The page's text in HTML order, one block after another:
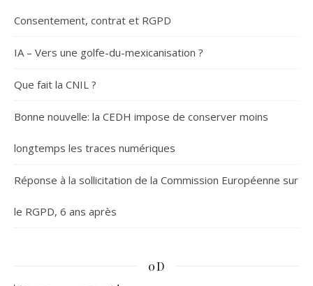
Consentement, contrat et RGPD
IA – Vers une golfe-du-mexicanisation ?
Que fait la CNIL ?
Bonne nouvelle: la CEDH impose de conserver moins
longtemps les traces numériques
Réponse à la sollicitation de la Commission Européenne sur
le RGPD, 6 ans après
0D